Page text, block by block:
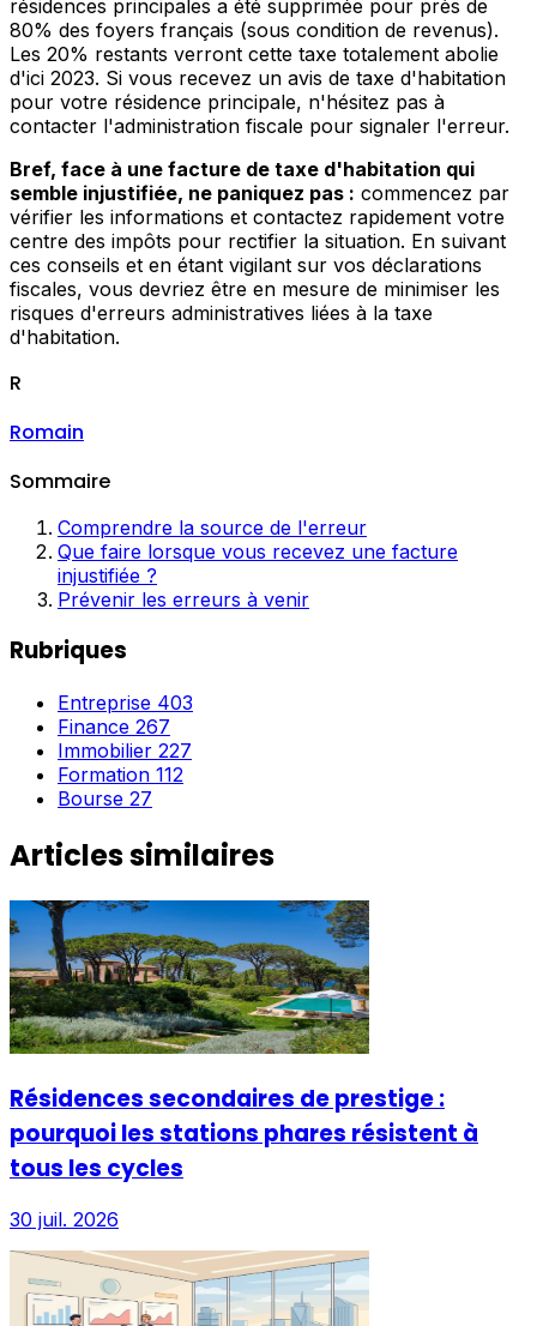
résidences principales a été supprimée pour près de
80% des foyers français (sous condition de revenus).
Les 20% restants verront cette taxe totalement abolie
d'ici 2023. Si vous recevez un avis de taxe d'habitation
pour votre résidence principale, n'hésitez pas à
contacter l'administration fiscale pour signaler l'erreur.
Bref, face à une facture de taxe d'habitation qui
semble injustifiée, ne paniquez pas : commencez par
vérifier les informations et contactez rapidement votre
centre des impôts pour rectifier la situation. En suivant
ces conseils et en étant vigilant sur vos déclarations
fiscales, vous devriez être en mesure de minimiser les
risques d'erreurs administratives liées à la taxe
d'habitation.
R
Romain
Sommaire
Comprendre la source de l'erreur
Que faire lorsque vous recevez une facture
injustifiée ?
Prévenir les erreurs à venir
Rubriques
Entreprise 403
Finance 267
Immobilier 227
Formation 112
Bourse 27
Articles similaires
Résidences secondaires de prestige :
pourquoi les stations phares résistent à
tous les cycles
30 juil. 2026